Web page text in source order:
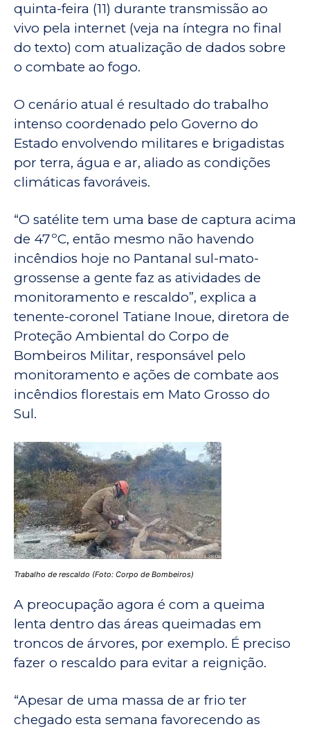
quinta-feira (11) durante transmissão ao
vivo pela internet (veja na íntegra no final
do texto) com atualização de dados sobre
o combate ao fogo.
O cenário atual é resultado do trabalho
intenso coordenado pelo Governo do
Estado envolvendo militares e brigadistas
por terra, água e ar, aliado as condições
climáticas favoráveis.
“O satélite tem uma base de captura acima
de 47ºC, então mesmo não havendo
incêndios hoje no Pantanal sul-mato-
grossense a gente faz as atividades de
monitoramento e rescaldo”, explica a
tenente-coronel Tatiane Inoue, diretora de
Proteção Ambiental do Corpo de
Bombeiros Militar, responsável pelo
monitoramento e ações de combate aos
incêndios florestais em Mato Grosso do
Sul.
Trabalho de rescaldo (Foto: Corpo de Bombeiros)
A preocupação agora é com a queima
lenta dentro das áreas queimadas em
troncos de árvores, por exemplo. É preciso
fazer o rescaldo para evitar a reignição.
“Apesar de uma massa de ar frio ter
chegado esta semana favorecendo as